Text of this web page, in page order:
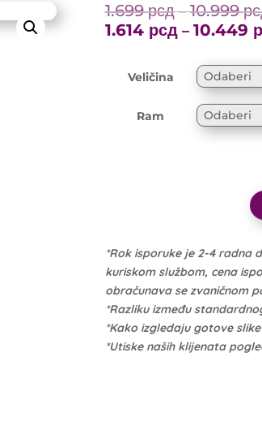
1.699рсд – 10.999
1.614 рсд – 10.449
Veličina
Ram
*Rok isporuke je 2-4 radna
kuriskom službom, cena
obračunava se zvaničnom
*Razliku između
*Kako izgledaju gotove
*Utiske naših klijenata